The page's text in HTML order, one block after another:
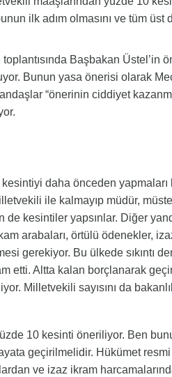
ilk adım olmasını ve tüm
Başbakan Üstel’in
Bunun yasa önerisi olarak
“önerinin ciddiyet
daha önceden yapmaları
ile kalmayıp müdür,
de kesintiler yapsınlar. Diğer
arabaları, örtülü ödenekler,
gerekiyor. Bu ülkede sıkıntı
etti. Altta kalan borçlanarak
Milletvekili sayısını da
10 kesinti öneriliyor. Ben
geçirilmelidir. Hükümet
ve izaz ikram